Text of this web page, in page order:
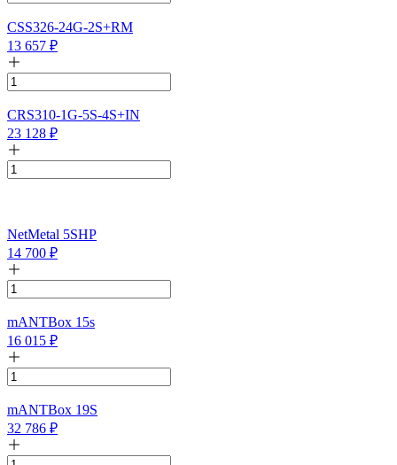
CSS326-24G-2S+RM
13 657 ₽
CRS310-1G-5S-4S+IN
23 128 ₽
NetMetal 5SHP
14 700 ₽
mANTBox 15s
16 015 ₽
mANTBox 19S
32 786 ₽